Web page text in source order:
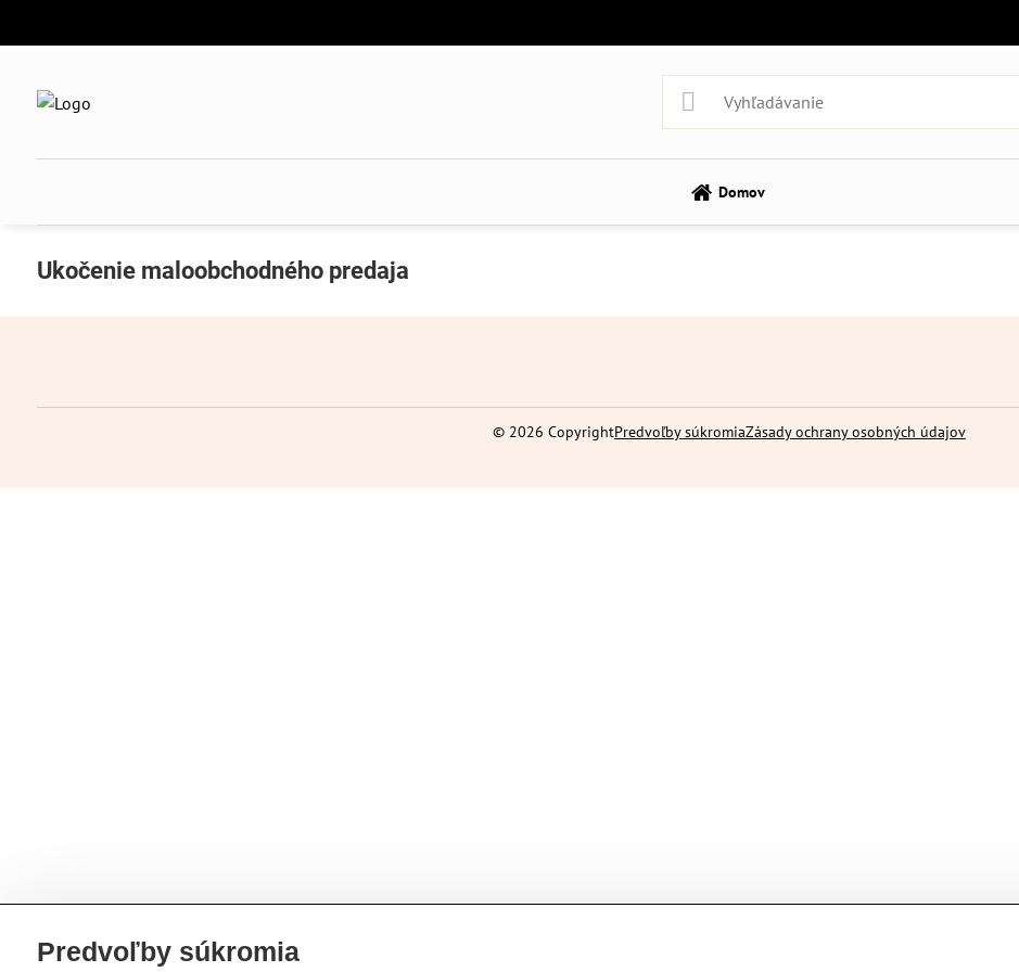
Domov
Ukočenie maloobchodného predaja
© 2026 CopyrightPredvoľby súkromiaZásady ochrany osobných údajov
Predvoľby súkromia